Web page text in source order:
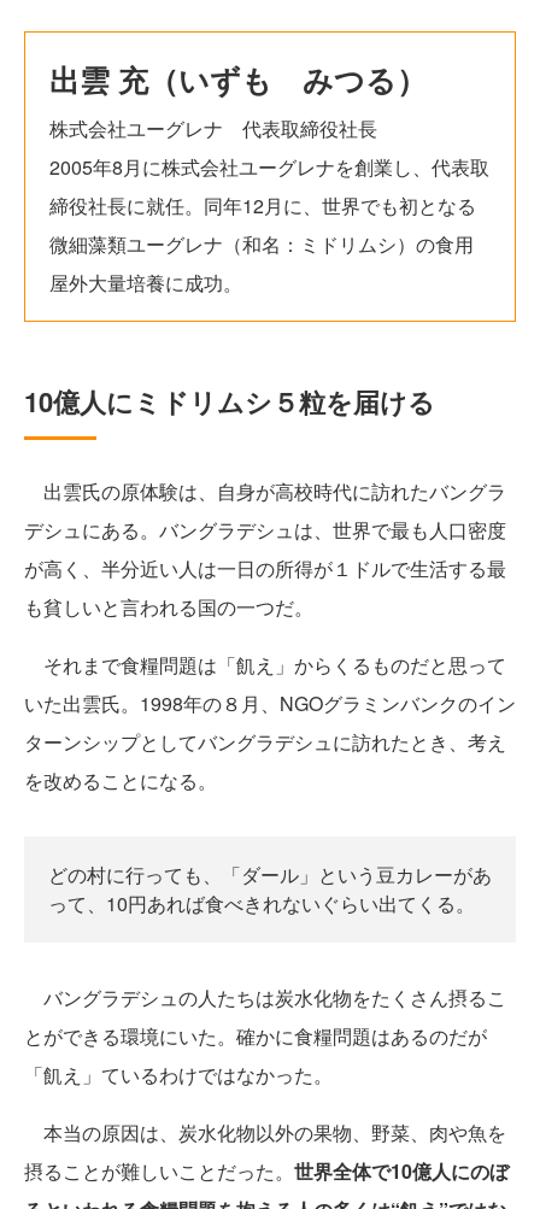
出雲 充（いずも みつる）
株式会社ユーグレナ 代表取締役社長
2005年8月に株式会社ユーグレナを創業し、代表取
締役社長に就任。同年12月に、世界でも初となる
微細藻類ユーグレナ（和名：ミドリムシ）の食用
屋外大量培養に成功。
10億人にミドリムシ５粒を届ける
出雲氏の原体験は、自身が高校時代に訪れたバングラ
デシュにある。バングラデシュは、世界で最も人口密度
が高く、半分近い人は一日の所得が１ドルで生活する最
も貧しいと言われる国の一つだ。
それまで食糧問題は「飢え」からくるものだと思って
いた出雲氏。1998年の８月、NGOグラミンバンクのイン
ターンシップとしてバングラデシュに訪れたとき、考え
を改めることになる。
どの村に行っても、「ダール」という豆カレーがあ
って、10円あれば食べきれないぐらい出てくる。
バングラデシュの人たちは炭水化物をたくさん摂るこ
とができる環境にいた。確かに食糧問題はあるのだが
「飢え」ているわけではなかった。
本当の原因は、炭水化物以外の果物、野菜、肉や魚を
摂ることが難しいことだった。 世界全体で10億人にのぼ